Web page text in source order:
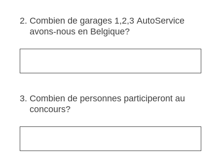
2. Combien de garages 1,2,3 AutoService
avons-nous en Belgique?
3. Combien de personnes participeront au
concours?